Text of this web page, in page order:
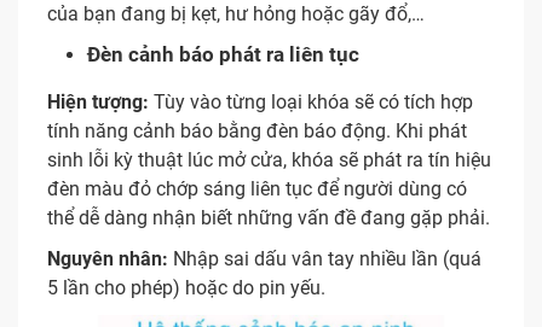
của bạn đang bị kẹt, hư hỏng hoặc gãy đổ,…
Đèn cảnh báo phát ra liên tục
Hiện tượng: Tùy vào từng loại khóa sẽ có tích hợp
tính năng cảnh báo bằng đèn báo động. Khi phát
sinh lỗi kỳ thuật lúc mở cửa, khóa sẽ phát ra tín hiệu
đèn màu đỏ chớp sáng liên tục để người dùng có
thể dễ dàng nhận biết những vấn đề đang gặp phải.
Nguyên nhân: Nhập sai dấu vân tay nhiều lần (quá
5 lần cho phép) hoặc do pin yếu.